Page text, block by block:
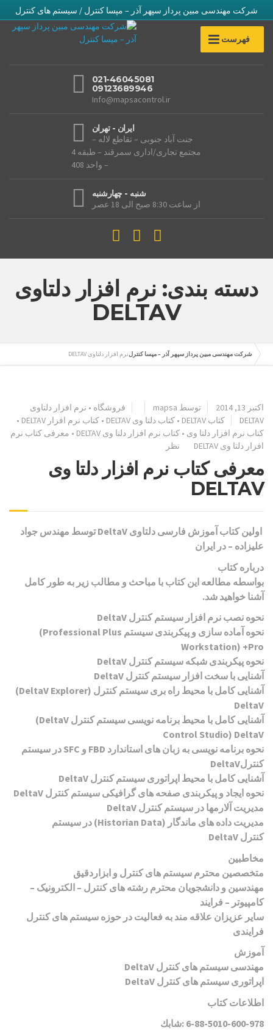
شرکت مهندسی مبین پرداز سپهر آذر – مپسا کنترل / سیستم های کنترل
فهرست
021-46045081
09123689946
Info@mapsacontrol.ir
ایران - تهران
جنت آباد جنوبی – تقاطع لاله –
مجتمع تجاری/اداری سمرقند – طبقه 4
– واحد 408
شنبه - چهارشنبه
از ساعت 8:30 صبح الی 18 عصر
دسته بندی: نرم افزار دلتاوی
DELTAV
شرکت مهندسی مبین پرداز سپهر آذر – مپسا کنترلنرم افزار دلتاوی DELTAV
اکتبر 13, 2014 توسط mapsa فروشگاه • نرم افزار دلتاوی
DELTAV
کتاب DELTAV • کتاب دلتا وی DELTAV • کتاب نرم افزار DELTAV
•
کتاب نرم افزار دلتا وی • کتاب نرم افزار دلتا وی DELTAV • معرفی کتاب نرم
افزار دلتا وی DELTAV
نظر
معرفی کتاب نرم افزار دلتا وی
DELTAV
اولین کتاب آموزش فارسی دلتاوی DeltaV توسط مهندس جواد
علیزاده – در ایران
درباره کتاب
بواسطه مطالعه این کتاب با مباحث و مطالب زیر به طور کامل
آشنا خواهید شد.
نحوه نصب نرم افزار سیستم کنترل DeltaV
نحوه آماده سازی و پیکربندی سیستم (Professional Plus
Workstation) +Pro
نحوه پیکربندی شبکه سیستم کنترل DeltaV
آشنایی با سخت افزار سیستم کنترل DeltaV
آشنایی کامل با محیط راه بری سیستم کنترل (DeltaV Explorer)
DeltaV
آشنایی کامل با محیط برنامه نویسی سیستم کنترل (DeltaV
Control Studio) DeltaV
نحوه برنامه نویسی به زبان های استاندارد FBD و SFC در سیستم
کنترلDeltaV
آشنایی کامل با محیط اپراتوری سیستم کنترل DeltaV
نحوه ایجاد و پیکربندی صفحه های گرافیکی سیستم کنترل DeltaV
مدیریت آلارمها در سیستم کنترل DeltaV
مدیریت داده های ماندگار (Historian Data) در سیستم
کنترل DeltaV
مخاطبین
متخصصین محترم سیستم های کنترل و ابزاردقیق
مهندسین و دانشجویان محترم رشته های کنترل – الکترونیک –
کامپیوتر – فرایند
سایر عزیزان علاقه مند به فعالیت در حوزه سیستم های کنترل
فرایندی
آموزش
مهندسی سیستم های کنترل DeltaV
اپراتوری سیستم های کنترل DeltaV
اطلاعات کتاب
شابك: 6-88-5010-600-978